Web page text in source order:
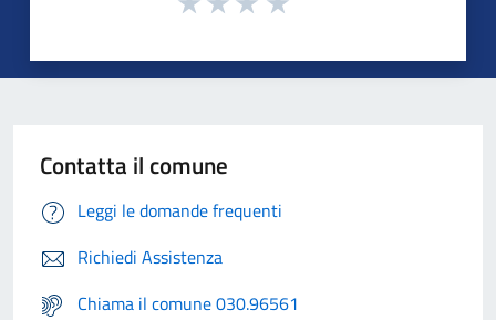
Contatta il comune
Leggi le domande frequenti
Richiedi Assistenza
Chiama il comune 030.96561